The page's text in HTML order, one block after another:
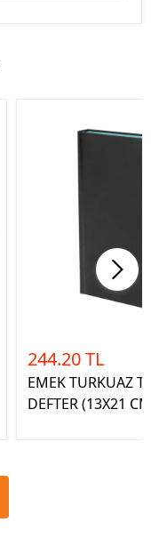
244.20 TL
EMEK TURKUAZ
DEFTER (13X21